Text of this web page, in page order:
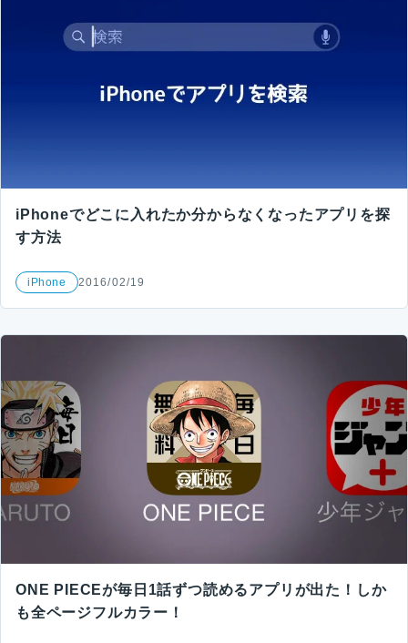
iPhoneでどこに入れたか分からなくなったアプリを探
す方法
iPhone 2016/02/19
ONE PIECEが毎日1話ずつ読めるアプリが出た！しか
も全ページフルカラー！